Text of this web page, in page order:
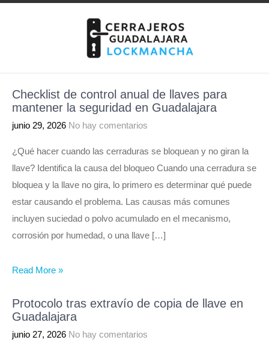
Checklist de control anual de llaves para
mantener la seguridad en Guadalajara
junio 29, 2026 No hay comentarios
¿Qué hacer cuando las cerraduras se bloquean y no giran la
llave? Identifica la causa del bloqueo Cuando una cerradura se
bloquea y la llave no gira, lo primero es determinar qué puede
estar causando el problema. Las causas más comunes
incluyen suciedad o polvo acumulado en el mecanismo,
corrosión por humedad, o una llave […]
Read More »
Protocolo tras extravío de copia de llave en
Guadalajara
junio 27, 2026 No hay comentarios